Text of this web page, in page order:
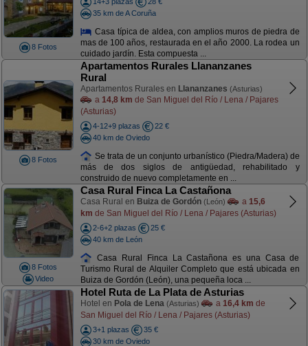
8 Fotos
35 km de A Coruña
Casa típica de aldea, con amplios muros de piedra de
mas de 100 años, restaurada en el año 2000. La rodea un
cuidado jardín. Esta compuesta ...
8 Fotos
Apartamentos Rurales Llananzanes
Rural
Apartamentos Rurales en Llananzanes (Asturias)
a 14,8 km de San Miguel del Río / Lena / Pajares
(Asturias)
4-12+9 plazas
22 €
40 km de Oviedo
Se trata de un conjunto urbanístico (Piedra/Madera) de
más de dos siglos de antigüedad, rehabilitado y
construido de nuevo completamente en ...
8 Fotos
Video
Casa Rural Finca La Castañona
Casa Rural en Buiza de Gordón (León) a 15,6
km de San Miguel del Río / Lena / Pajares (Asturias)
2-6+2 plazas
25 €
40 km de León
Casa Rural Finca La Castañona es una Casa de
Turismo Rural de Alquiler Completo que está ubicada en
Buiza de Gordón (León), una pequeña loca ...
Hotel Ruta de La Plata de Asturias
Hotel en Pola de Lena (Asturias) a 16,4 km de
San Miguel del Río / Lena / Pajares (Asturias)
3+1 plazas
35 €
30 km de Oviedo